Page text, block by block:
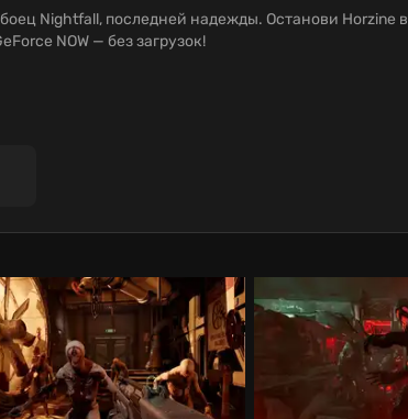
Nightfall, последней надежды. Останови Horzine в
NOW — без загрузок!